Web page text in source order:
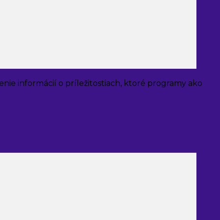
informácií o príležitostiach, ktoré programy ako